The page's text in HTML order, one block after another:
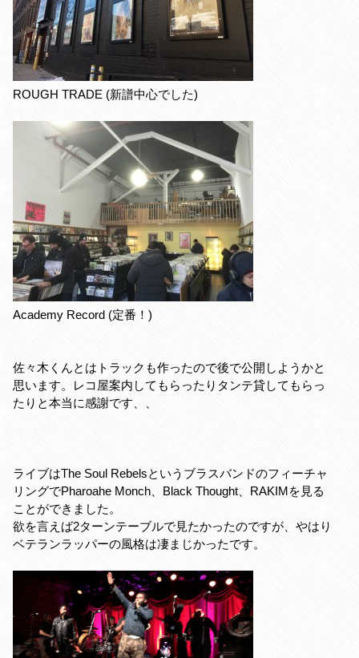
ROUGH TRADE (新譜中心でした)
Academy Record (定番！)
佐々木くんとはトラックも作ったので後で公開しようかと
思います。レコ屋案内してもらったりタンテ貸してもらっ
たりと本当に感謝です、、
ライブはThe Soul Rebelsというブラスバンドのフィーチャ
リングでPharoahe Monch、Black Thought、RAKIMを見る
ことができました。
欲を言えば2ターンテーブルで見たかったのですが、やはり
ベテランラッパーの風格は凄まじかったです。